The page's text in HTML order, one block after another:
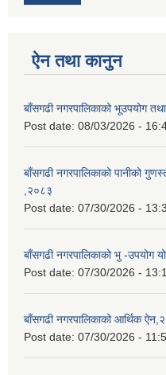
ऐन तथा कानुन
बाँसगढी नगरपालिकाको भूउपयोग
Post date: 08/03/2026 -
बाँसगढी नगरपालिकाको पानीको
,२०८३
Post date: 07/30/2026 -
बाँसगढी नगरपालिकाको भु -उपयोग
Post date: 07/30/2026 -
बाँसगढी नगरपालिकाको आर्थिक
Post date: 07/30/2026 -